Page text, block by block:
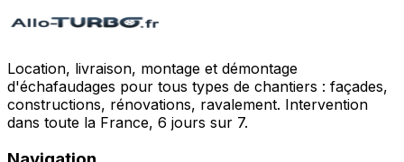
Location, livraison, montage et démontage
d'échafaudages pour tous types de chantiers : façades,
constructions, rénovations, ravalement. Intervention
dans toute la France, 6 jours sur 7.